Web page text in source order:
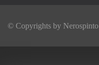
© Copyrights by Nerospinto